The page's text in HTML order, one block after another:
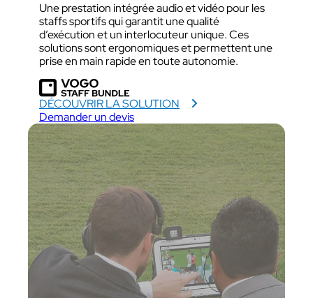
Une prestation intégrée audio et vidéo pour les
staffs sportifs qui garantit une qualité
d’exécution et un interlocuteur unique. Ces
solutions sont ergonomiques et permettent une
prise en main rapide en toute autonomie.
DÉCOUVRIR LA SOLUTION
Demander un devis